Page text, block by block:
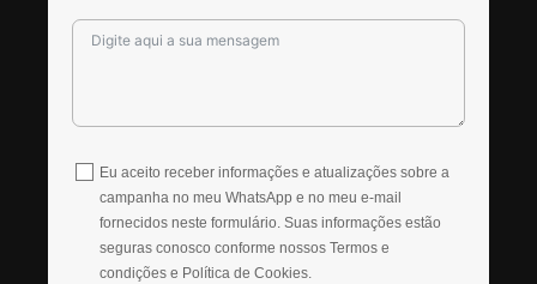
Eu aceito receber informações e atualizações sobre a
campanha no meu WhatsApp e no meu e-mail
fornecidos neste formulário. Suas informações estão
seguras conosco conforme nossos Termos e
condições e Política de Cookies.